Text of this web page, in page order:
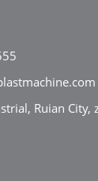
Ruian City,